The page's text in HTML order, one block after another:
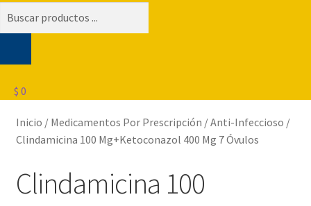
$ 0
Inicio / Medicamentos Por Prescripción /Anti-Infeccioso /
Clindamicina 100 Mg+Ketoconazol 400 Mg 7 Óvulos
Clindamicina 100